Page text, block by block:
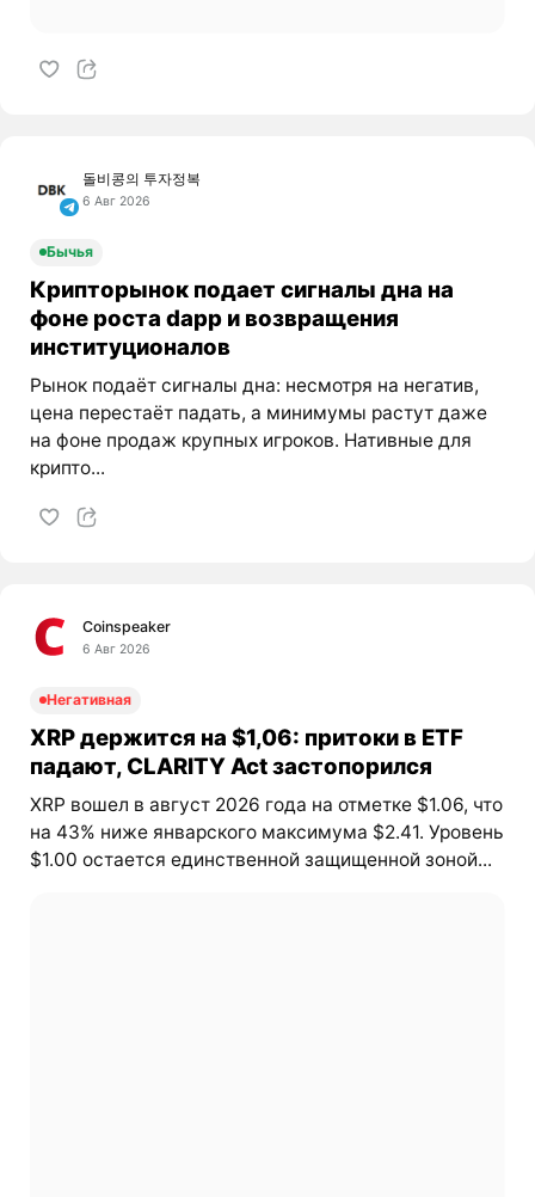
돌비콩의 투자정복
6 Авг 2026
Бычья
Крипторынок подает сигналы дна на
фоне роста dapp и возвращения
институционалов
Рынок подаёт сигналы дна: несмотря на негатив,
цена перестаёт падать, а минимумы растут даже
на фоне продаж крупных игроков. Нативные для
крипто...
Coinspeaker
6 Авг 2026
Негативная
XRP держится на $1,06: притоки в ETF
падают, CLARITY Act застопорился
XRP вошел в август 2026 года на отметке $1.06, что
на 43% ниже январского максимума $2.41. Уровень
$1.00 остается единственной защищенной зоной...